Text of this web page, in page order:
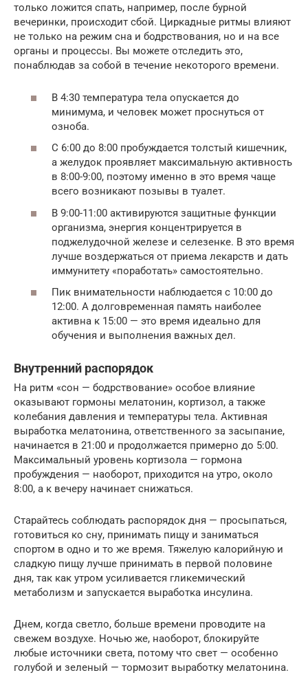
только ложится спать, например, после бурной
вечеринки, происходит сбой. Циркадные ритмы влияют
не только на режим сна и бодрствования, но и на все
органы и процессы. Вы можете отследить это,
понаблюдав за собой в течение некоторого времени.
В 4:30 температура тела опускается до
минимума, и человек может проснуться от
озноба.
С 6:00 до 8:00 пробуждается толстый кишечник,
а желудок проявляет максимальную активность
в 8:00-9:00, поэтому именно в это время чаще
всего возникают позывы в туалет.
В 9:00-11:00 активируются защитные функции
организма, энергия концентрируется в
поджелудочной железе и селезенке. В это время
лучше воздержаться от приема лекарств и дать
иммунитету «поработать» самостоятельно.
Пик внимательности наблюдается с 10:00 до
12:00. А долговременная память наиболее
активна к 15:00 — это время идеально для
обучения и выполнения важных дел.
Внутренний распорядок
На ритм «сон — бодрствование» особое влияние
оказывают гормоны мелатонин, кортизол, а также
колебания давления и температуры тела. Активная
выработка мелатонина, ответственного за засыпание,
начинается в 21:00 и продолжается примерно до 5:00.
Максимальный уровень кортизола — гормона
пробуждения — наоборот, приходится на утро, около
8:00, а к вечеру начинает снижаться.
Старайтесь соблюдать распорядок дня — просыпаться,
готовиться ко сну, принимать пищу и заниматься
спортом в одно и то же время. Тяжелую калорийную и
сладкую пищу лучше принимать в первой половине
дня, так как утром усиливается гликемический
метаболизм и запускается выработка инсулина.
Днем, когда светло, больше времени проводите на
свежем воздухе. Ночью же, наоборот, блокируйте
любые источники света, потому что свет — особенно
голубой и зеленый — тормозит выработку мелатонина.